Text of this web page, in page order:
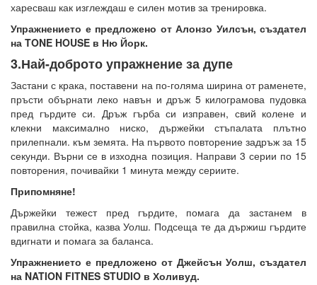
харесваш как изглеждаш е силен мотив за тренировка.
Упражнението е предложено от Алонзо Уилсън, създател
на TONE HOUSE в Ню Йорк.
3.Най-доброто упражнение за дупе
Застани с крака, поставени на по-голяма ширина от раменете,
пръсти обърнати леко навън и дръж 5 килограмова пудовка
пред гърдите си. Дръж гърба си изправен, свий колене и
клекни максимално ниско, държейки стъпалата плътно
прилепнали. към земята. На първото повторение задръж за 15
секунди. Върни се в изходна позиция. Направи 3 серии по 15
повторения, почивайки 1 минута между сериите.
Припомняне!
Държейки тежест пред гърдите, помага да застанем в
правилна стойка, казва Уолш. Подсеща те да държиш гърдите
вдигнати и помага за баланса.
Упражнението е предложено от Джейсън Уолш, създател
на NATION FITNES STUDIO в Холивуд.